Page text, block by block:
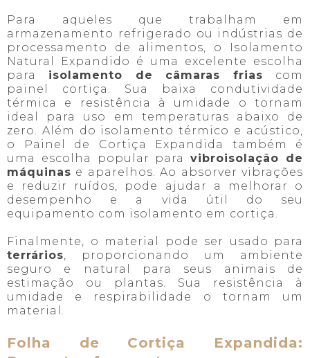
Para aqueles que trabalham em
armazenamento refrigerado ou indústrias de
processamento de alimentos, o Isolamento
Natural Expandido é uma excelente escolha
para isolamento de câmaras frias com
painel cortiça. Sua baixa condutividade
térmica e resistência à umidade o tornam
ideal para uso em temperaturas abaixo de
zero. Além do isolamento térmico e acústico,
o Painel de Cortiça Expandida também é
uma escolha popular paravibroisolação de
máquinas e aparelhos. Ao absorver vibrações
e reduzir ruídos, pode ajudar a melhorar o
desempenho e a vida útil do seu
equipamento com isolamento em cortiça.
Finalmente, o material pode ser usado para
terrários, proporcionando um ambiente
seguro e natural para seus animais de
estimação ou plantas. Sua resistência à
umidade e respirabilidade o tornam um
material.
Folha de Cortiça Expandida: